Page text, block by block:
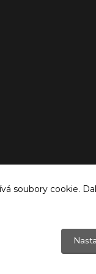
soubory cookie.